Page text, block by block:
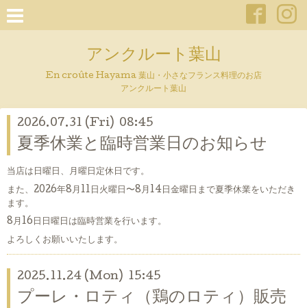
アンクルート葉山
En croûte Hayama 葉山・小さなフランス料理のお店
アンクルート葉山
2026.07.31 (Fri) 08:45
夏季休業と臨時営業日のお知らせ
当店は日曜日、月曜日定休日です。
また、2026年8月11日火曜日〜8月14日金曜日まで夏季休業をいただき
ます。
8月16日日曜日は臨時営業を行います。
よろしくお願いいたします。
2025.11.24 (Mon) 15:45
プーレ・ロティ（鶏のロティ）販売